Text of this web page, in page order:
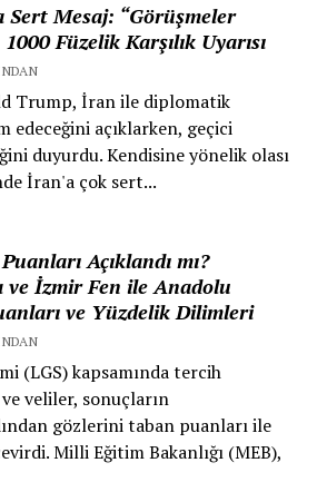
Sert Mesaj: “Görüşmeler
Füzelik Karşılık Uyarısı
Trump, İran ile diplomatik
edeceğini açıklarken, geçici
duyurdu. Kendisine yönelik olası
İran'a çok sert...
Açıklandı mı?
İzmir Fen ile Anadolu
ve Yüzdelik Dilimleri
(LGS) kapsamında tercih
veliler, sonuçların
gözlerini taban puanları ile
Milli Eğitim Bakanlığı (MEB),